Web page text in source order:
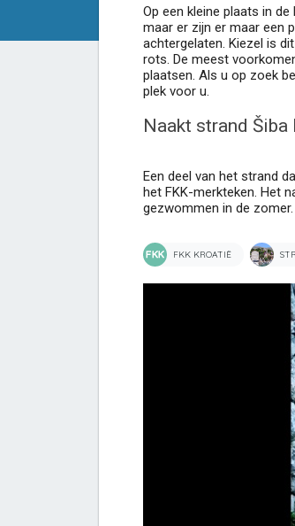
Op een kleine plaats in
maar er zijn er maar een
achtergelaten. Kiezel is
rots. De meest
plaatsen. Als u op zoek
plek voor u.
Naakt strand Šiba
Een deel van het strand
het FKK-merkteken. Het
gezwommen in de zomer.
FKK KROATIË